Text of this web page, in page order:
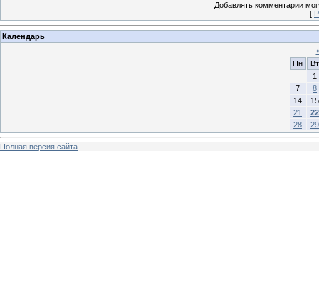
Добавлять комментарии
[
Календарь
Пн
Вт
1
7
8
14
15
21
22
28
29
Полная версия сайта